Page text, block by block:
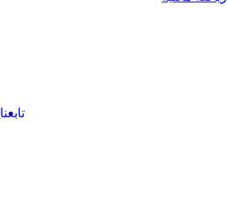
تابعنا